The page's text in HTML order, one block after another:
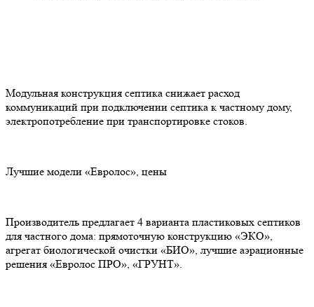
Модульная конструкция септика снижает расход
коммуникаций при подключении септика к частному дому,
электропотребление при транспортировке стоков.
Лучшие модели «Евролос», цены
Производитель предлагает 4 варианта пластиковых септиков
для частного дома: прямоточную конструкцию «ЭКО»,
агрегат биологической очистки «БИО», лучшие аэрационные
решения «Евролос ПРО», «ГРУНТ».